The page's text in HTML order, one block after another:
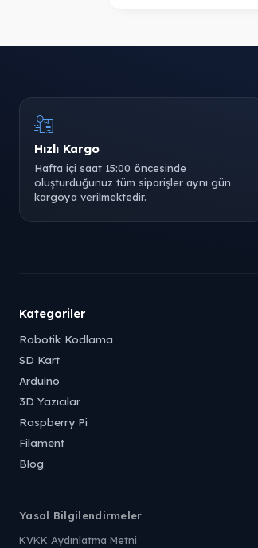
Hızlı Kargo
Hafta içi saat 15:00 öncesinde
oluşturduğunuz tüm siparişler aynı gün
kargoya verilmektedir.
Kategoriler
Robotik Kodlama
SD Kart
Arduino
3D Yazıcılar
Raspberry Pi
Filament
Blog
Yasal Bilgilendirmeler
KVKK Aydınlatma Metni